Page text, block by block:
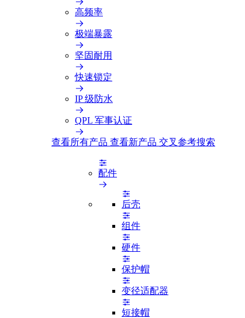
高频率
极端暴露
坚固耐用
快速锁定
IP 级防水
QPL 军事认证
查看所有产品 查看新产品 交叉参考搜索
配件
后壳
组件
硬件
保护帽
变径适配器
短接帽